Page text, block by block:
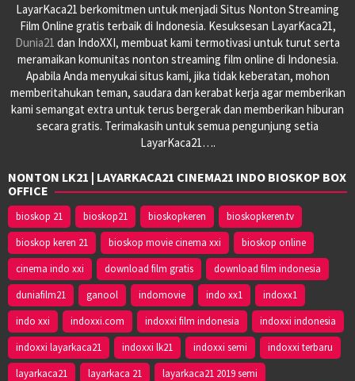
LayarKaca21 berkomitmen untuk menjadi Situs Nonton Streaming
Film Online gratis terbaik di Indonesia. Kesuksesan LayarKaca21,
Dunia21 dan IndoXXI, membuat kami termotivasi untuk turut serta
meramaikan komunitas nonton streaming film online di Indonesia.
Apabila Anda menyukai situs kami, jika tidak keberatan, mohon
memberitahukan teman, saudara dan kerabat kerja agar memberikan
kami semangat extra untuk terus bergerak dan memberikan hiburan
secara gratis. Terimakasih untuk semua pengunjung setia
LayarKaca21….
NONTON LK21 | LAYARKACA21 CINEMA21 INDO BIOSKOP BOX
OFFICE
bioskop 21 bioskop21 bioskopkeren
bioskopkeren.tv
bioskop keren 21
bioskop movie cinema xxi
bioskop online
cinema indo xxi
download film gratis
download film indonesia
duniafilm21
ganool indomovie indo xx1
indoxx1
indo xxi
indoxxi.com indoxxi film indonesia
indoxxi indonesia
indoxxi layarkaca21
indoxxi lk21 indoxxi semi
indoxxi terbaru
layarkaca21
layarkaca 21
layarkaca21 2019 semi